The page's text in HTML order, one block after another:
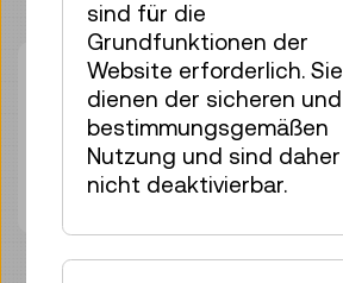
Dauer:45min
Gruppengröße: 25
Erwachsene € 5,50
Unter 19 Jahren€ 5,50
sind für die
Grundfunktionen der
Website erforderlich. Sie
dienen der sicheren und
bestimmungsgemäßen
Nutzung und sind daher
nicht deaktivierbar.